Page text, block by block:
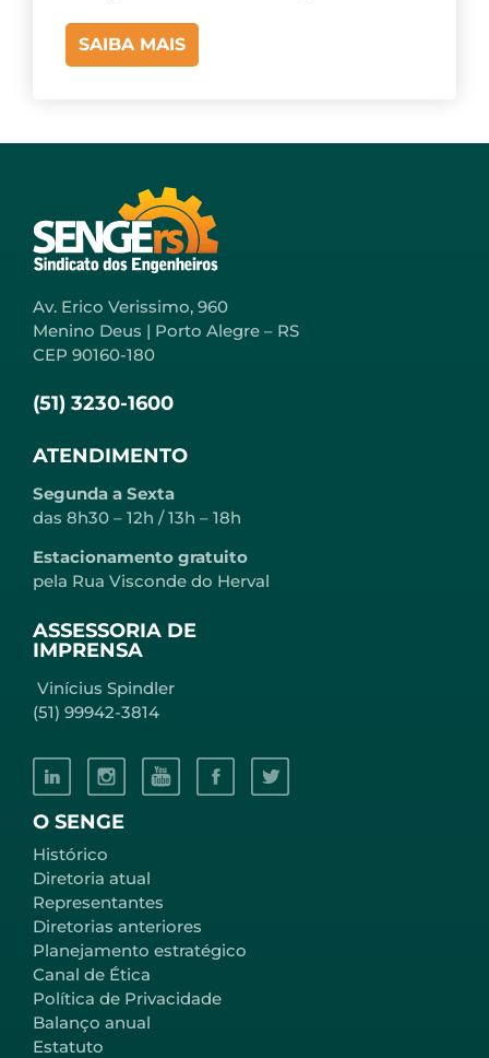
SAIBA MAIS
O SENGE
Histórico
Diretoria atual
Representantes
Diretorias anteriores
Planejamento estratégico
Canal de Ética
Política de Privacidade
Balanço anual
Estatuto
Av. Erico Verissimo, 960
Menino Deus | Porto Alegre – RS
CEP 90160-180
(51) 3230-1600
ATENDIMENTO
Segunda a Sexta
das 8h30 – 12h / 13h – 18h
Estacionamento gratuito
pela Rua Visconde do Herval
ASSESSORIA DE
IMPRENSA
Vinícius Spindler
(51) 99942-3814